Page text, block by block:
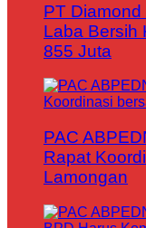
PT
Laba Bersih
855 Juta
PAC
Rapat
Lamongan